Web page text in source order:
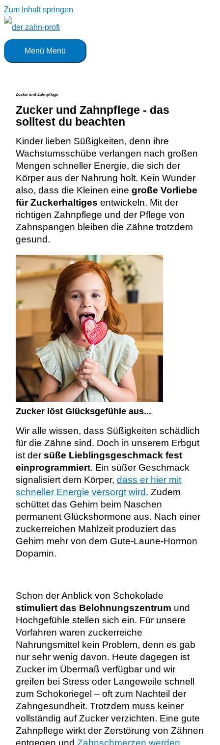
Zum Inhalt springen
Menü Menü
Zucker und Zahnpflege
Zucker und Zahnpflege - das
solltest du beachten
Kinder lieben Süßigkeiten, denn ihre
Wachstumsschübe verlangen nach großen
Mengen schneller Energie, die sich der
Körper aus der Nahrung holt. Kein Wunder
also, dass die Kleinen eine große Vorliebe
für Zuckerhaltiges entwickeln. Mit der
richtigen Zahnpflege und der Pflege von
Zahnspangen bleiben die Zähne trotzdem
gesund.
Zucker löst Glücksgefühle aus...
Wir alle wissen, dass Süßigkeiten schädlich
für die Zähne sind. Doch in unserem Erbgut
ist der süße Lieblingsgeschmack fest
einprogrammiert. Ein süßer Geschmack
signalisiert dem Körper, dass er hier mit
schneller Energie versorgt wird. Zudem
schüttet das Gehirn beim Naschen
permanent Glückshormone aus. Nach einer
zuckerreichen Mahlzeit produziert das
Gehirn mehr von dem Gute-Laune-Hormon
Dopamin.
Schon der Anblick von Schokolade
stimuliert das Belohnungszentrum und
Hochgefühle stellen sich ein. Für unsere
Vorfahren waren zuckerreiche
Nahrungsmittel kein Problem, denn es gab
nur sehr wenig davon. Heute dagegen ist
Zucker im Übermaß verfügbar und wir
greifen bei Stress oder Langeweile schnell
zum Schokoriegel – oft zum Nachteil der
Zahngesundheit. Trotzdem muss keiner
vollständig auf Zucker verzichten. Eine gute
Zahnpflege wirkt der Zerstörung von Zähnen
entgegen und Zahnschmerzen werden